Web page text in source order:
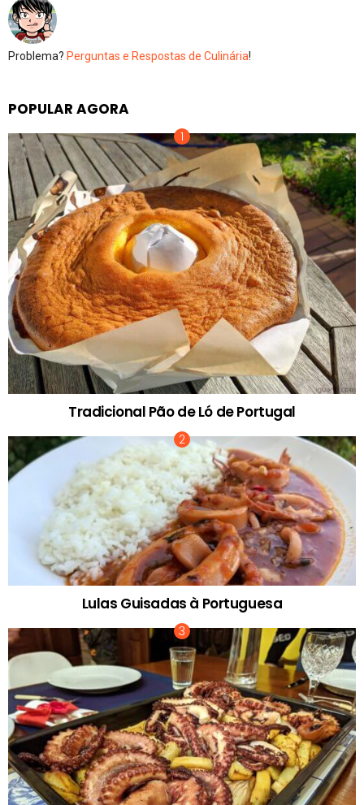
Problema? Perguntas e Respostas de Culinária!
POPULAR AGORA
Tradicional Pão de Ló de Portugal
Lulas Guisadas à Portuguesa